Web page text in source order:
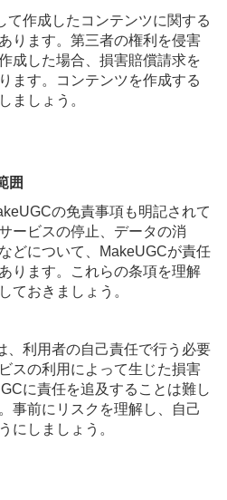
て作成したコンテンツに関する
ります。第三者の権利を侵害
成した場合、損害賠償請求を
ます。コンテンツを作成する
ましょう。
囲
の免責事項も明記されて
ービスの停止、データの消
どについて、MakeUGCが責任
ります。これらの条項を理解
ておきましょう。
、利用者の自己責任で行う必要
スの利用によって生じた損害
に責任を追及することは難し
事前にリスクを理解し、自己
にしましょう。